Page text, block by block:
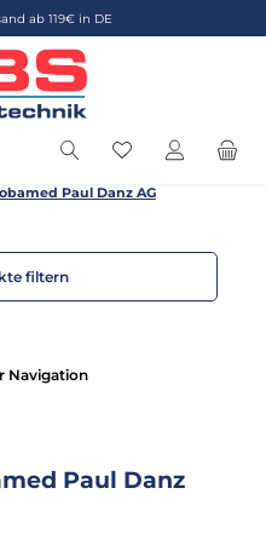
ab 119€ in DE
Du hast 0
Paul Danz AG
filtern
Navigation
Paul Danz